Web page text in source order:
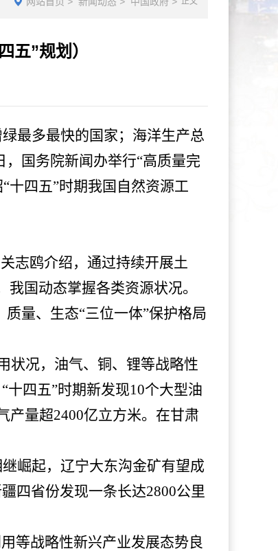
五”规划）
最多最快的国家；海洋生产总
国务院新闻办举行“高质量完
十四五”时期我国自然资源工
志鸥介绍，通过持续开展土
国动态掌握各类资源状况。
量、生态“三位一体”保护格局
状况，油气、铜、锂等战略性
四五”时期新发现10个大型油
产量超2400亿立方米。在甘肃
崛起，辽宁大东沟金矿有望成
四省份发现一条长达2800公里
等战略性新兴产业发展态势良